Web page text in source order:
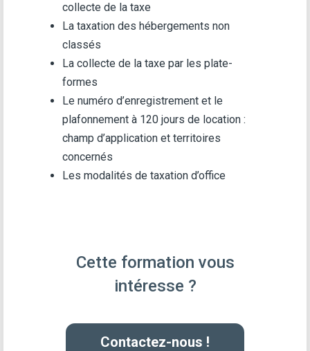
collecte de la taxe
La taxation des hébergements non
classés
La collecte de la taxe par les plate-
formes
Le numéro d’enregistrement et le
plafonnement à 120 jours de location :
champ d’application et territoires
concernés
Les modalités de taxation d’office
Cette formation vous
intéresse ?
Contactez-nous !